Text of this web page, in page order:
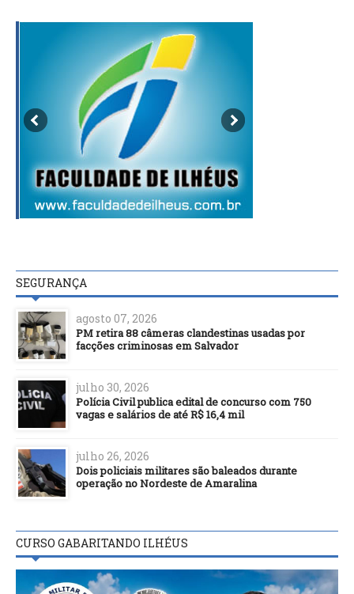
SEGURANÇA
agosto 07, 2026
PM retira 88 câmeras clandestinas usadas por
facções criminosas em Salvador
julho 30, 2026
Polícia Civil publica edital de concurso com 750
vagas e salários de até R$ 16,4 mil
julho 26, 2026
Dois policiais militares são baleados durante
operação no Nordeste de Amaralina
CURSO GABARITANDO ILHÉUS